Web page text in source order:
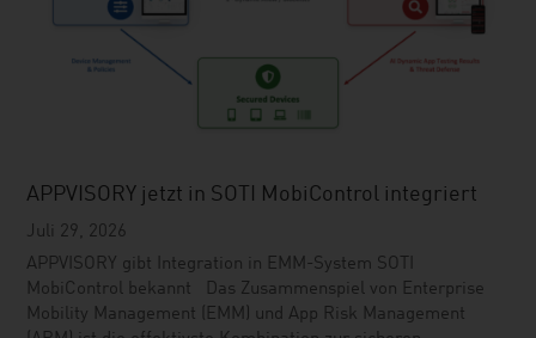
APPVISORY jetzt in SOTI MobiControl integriert
Juli 29, 2026
APPVISORY gibt Integration in EMM-System SOTI
MobiControl bekannt Das Zusammenspiel von Enterprise
Mobility Management (EMM) und App Risk Management